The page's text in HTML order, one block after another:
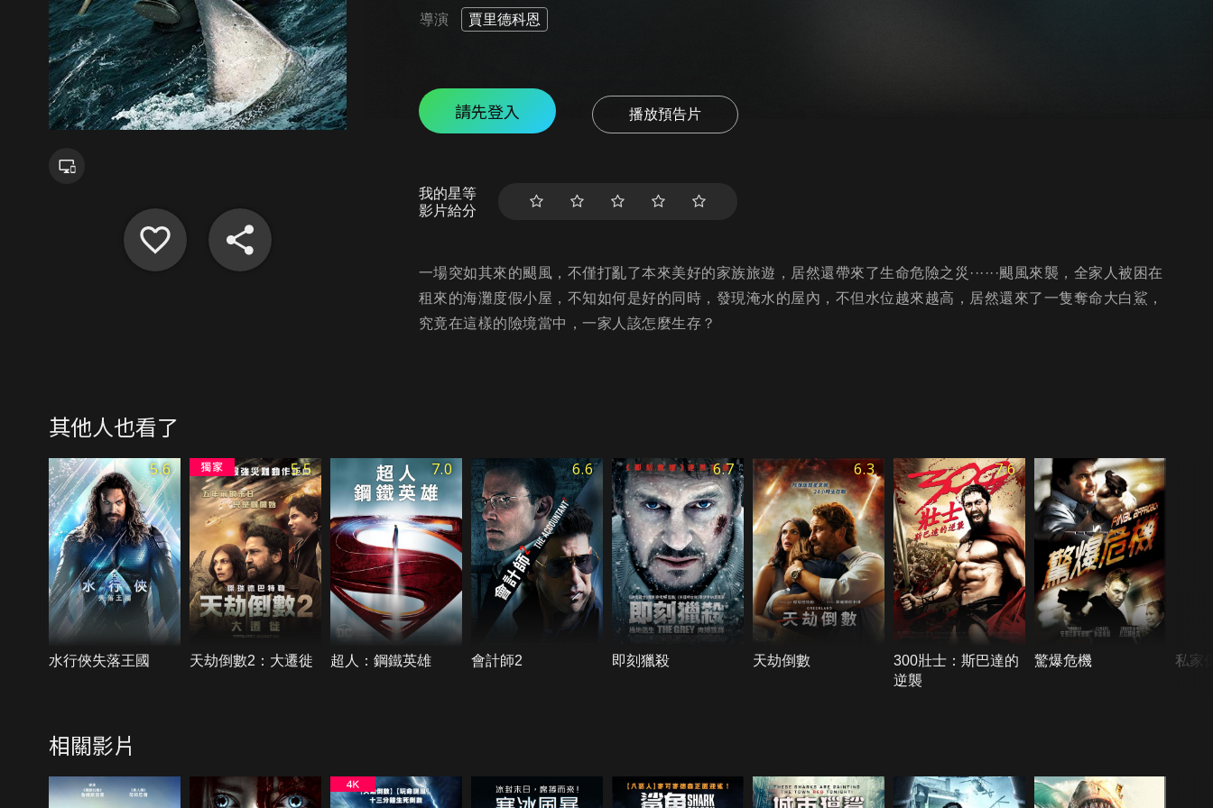
導演 賈里德科恩
請先登入 播放預告片
我的星等
影片給分
一場突如其來的颶風，不僅打亂了本來美好的家族旅遊，居然還帶來了生命危險之災······颶風來襲，全家人被困在
租來的海灘度假小屋，不知如何是好的同時，發現淹水的屋內，不但水位越來越高，居然還來了一隻奪命大白鯊，
究竟在這樣的險境當中，一家人該怎麼生存？
其他人也看了
5.6
水行俠失落王國
5.5
天劫倒數2：大遷徙
7.0
超人：鋼鐵英雄
6.6
會計師2
6.7
即刻獵殺
6.3
天劫倒數
7.6
300壯士：斯巴達的
逆襲
驚爆危機 私家
相關影片